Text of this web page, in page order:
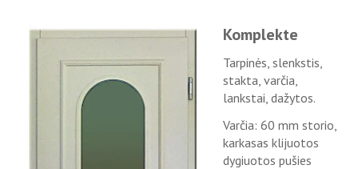
ĮGYVENDINTI PROJEKTAI
KONTAKTAI
Komplekte
Tarpinės, slenkstis,
stakta, varčia,
lankstai, dažytos.
Varčia: 60 mm storio,
karkasas klijuotos
dygiuotos pušies